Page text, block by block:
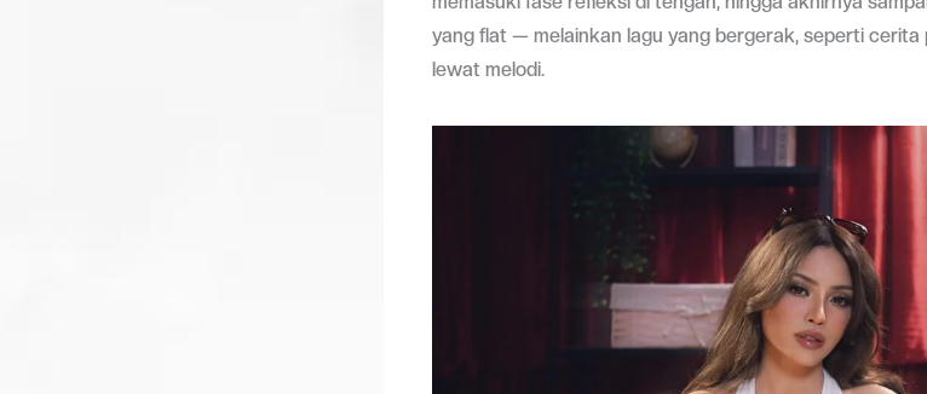
yang flat — melainkan lagu yang bergerak, seperti cerita
lewat melodi.